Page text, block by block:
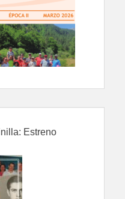
Estreno